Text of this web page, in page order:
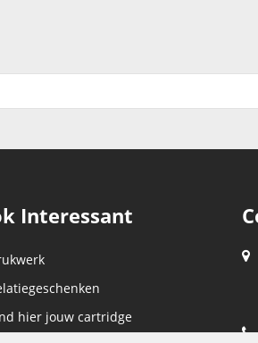
Interessant
hier jouw cartridge